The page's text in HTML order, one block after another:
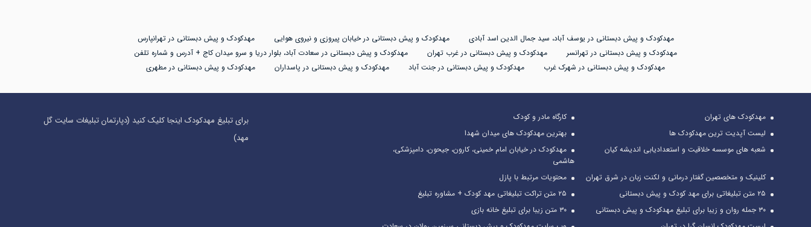
مهدکودک و پیش دبستانی در یوسف آباد، سید جمال الدین اسد آبادی مهدکودک و پیش دبستانی در خیابان پیروزی و نیروی هوایی
مهدکودک و پیش دبستانی در تهرانپارس
مهدکودک و پیش دبستانی در تهرانسر
مهدکودک و پیش دبستانی در غرب تهران
مهدکودک و پیش دبستانی در سعادت آباد، بلوار دریا و سرو میدان کاج + آدرس و شماره تلفن
مهدکودک و پیش دبستانی در شهرک غرب
مهدکودک و پیش دبستانی در جنت آباد مهدکودک و پیش دبستانی در پاسداران مهدکودک و پیش دبستانی در مطهری
مهدکودک های تهران
کارگاه مادر و کودک
لیست آپدیت ترین مهدکودک ها
بهترین مهدکودک های میدان شهدا
شعبه های موسسه خلاقیت و استعدادیابی اندیشه کیان
مهدکودک در خیابان امام خمینی، کارون، جیحون، دامپزشکی،
هاشمی
کلینیک و متخصصین گفتار درمانی و لکنت زبان در شرق تهران
محتویات مرتبط با پازل
۲۵ متن تبلیغاتی برای مهد کودک و پیش دبستانی
۲۵ متن تراکت تبلیغاتی مهد کودک + مشاوره تبلیغ
۳۰ جمله روان و زیبا برای تبلیغ مهدکودک و پیش دبستانی
۳۰ متن زیبا برای تبلیغ خانه بازی
برای تبلیغ مهدکودک اینجا کلیک کنید (دپارتمان تبلیغات سایت گل
مهد)